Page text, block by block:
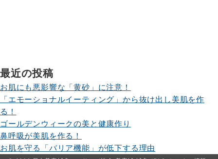
最近の投稿
お肌にも悪影響な「黄砂」に注意！
「エモーショナルイーティング」から抜け出し美肌を作
る！
ゴールデンウィークの美と健康作り
鼻呼吸が美肌を作る！
お肌を守る「バリア機能」が低下する理由